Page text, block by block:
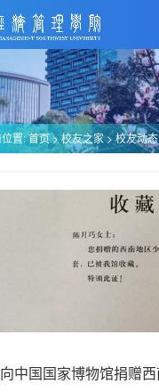
置:首页>校友之家>校友动态